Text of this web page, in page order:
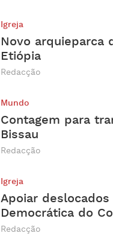
Igreja
Novo arquieparca
Etiópia
Redacção
Mundo
Contagem para
Bissau
Redacção
Igreja
Apoiar deslocados
Democrática do
Redacção